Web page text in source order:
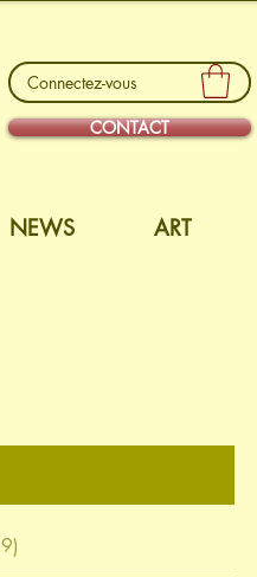
Connectez-vous
CONTACT
NEWS ART